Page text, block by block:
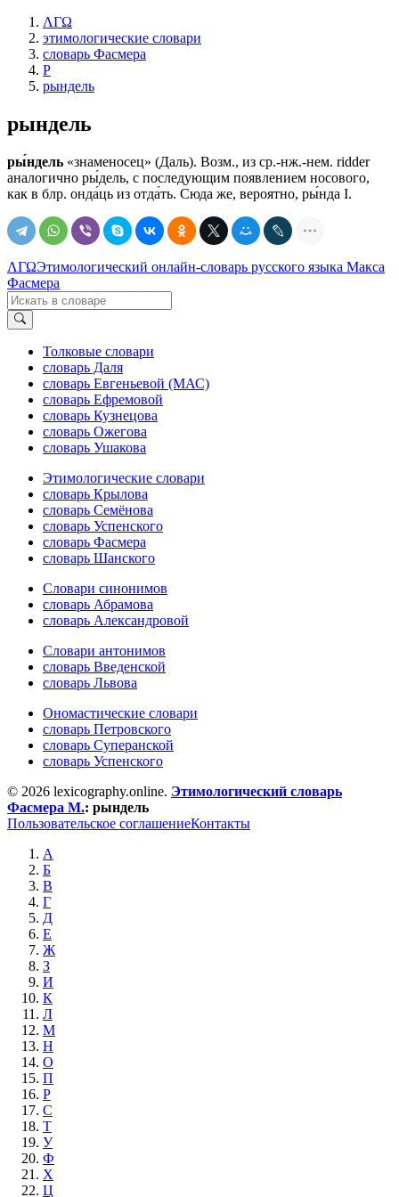
ΛΓΩ
этимологические словари
словарь Фасмера
Р
рындель
рындель
ры́ндель «знаменосец» (Даль). Возм., из ср.-нж.-нем. ridder
аналогично ры́дель, с последующим появлением носового,
как в блр. онда́ць из отда́ть. Сюда же, вероятно, ры́нда I.
ΛΓΩЭтимологический онлайн-словарь русского языка Макса
Фасмера
Толковые словари
словарь Даля
словарь Евгеньевой (МАС)
словарь Ефремовой
словарь Кузнецова
словарь Ожегова
словарь Ушакова
Этимологические словари
словарь Крылова
словарь Семёнова
словарь Успенского
словарь Фасмера
словарь Шанского
Словари синонимов
словарь Абрамова
словарь Александровой
Словари антонимов
словарь Введенской
словарь Львова
Ономастические словари
словарь Петровского
словарь Суперанской
словарь Успенского
© 2026 lexicography.online. Этимологический словарь
Фасмера М.: рындель
Пользовательское соглашениеКонтакты
А
Б
В
Г
Д
Е
Ж
З
И
К
Л
М
Н
О
П
Р
С
Т
У
Ф
Х
Ц